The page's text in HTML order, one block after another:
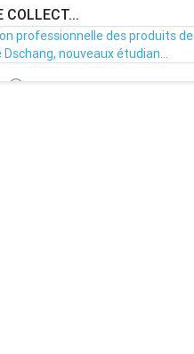
COLLECT...
professionnelle des produits de
nouveaux étudian...
Par MenouActu 0
VISION